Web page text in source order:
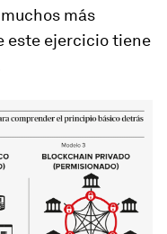
más
este ejercicio tiene